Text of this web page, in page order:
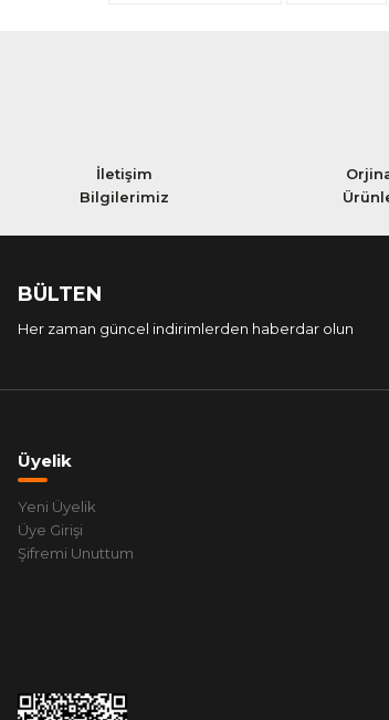
İletişim
Bilgilerimiz
BÜLTEN
Her zaman güncel indirimlerden haberdar olun
Üyelik
Yeni Üyelik
Üye Girişi
Şifremi Unuttum